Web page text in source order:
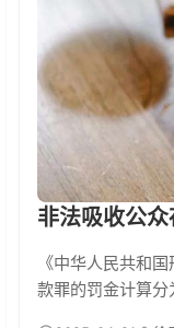
定的5万元（一
则构成刑事犯罪
非法吸收公众
《中华人民共和
款罪的罚金计算